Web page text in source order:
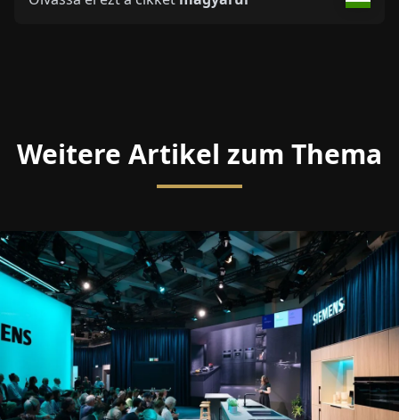
Weitere Artikel zum Thema